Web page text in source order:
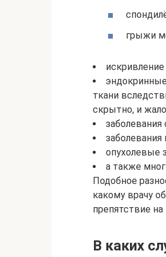
грыжи
ткани
скрытно, и
опухолевые
а также
Подобное
какому врачу
препятствие
В каких